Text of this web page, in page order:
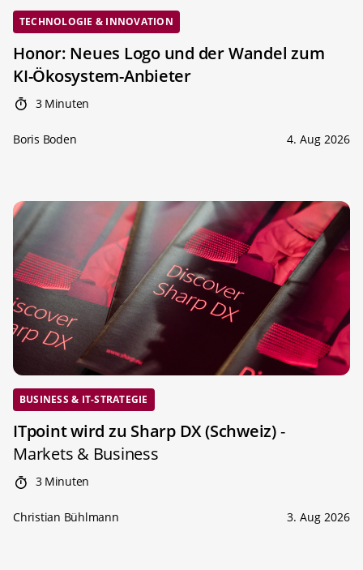
TECHNOLOGIE & INNOVATION
Honor: Neues Logo und der Wandel zum
KI-Ökosystem-Anbieter
3 Minuten
Boris Boden 4. Aug 2026
BUSINESS & IT-STRATEGIE
ITpoint wird zu Sharp DX (Schweiz)-
Markets & Business
3 Minuten
Christian Bühlmann 3. Aug 2026